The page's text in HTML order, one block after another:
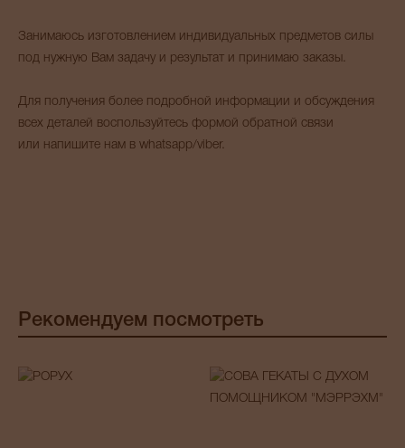
Занимаюсь изготовлением индивидуальных предметов силы
под нужную Вам задачу и результат и принимаю заказы.
Для получения более подробной информации и обсуждения
всех деталей воспользуйтесь формой обратной связи
или напишите нам в whatsapp/viber.
Рекомендуем посмотреть